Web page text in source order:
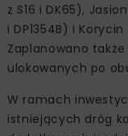
z S16 i DK65),
i DP1354B) i
Zaplanowano
ulokowanych po
W ramach
istniejących dróg